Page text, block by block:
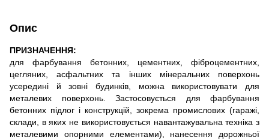
Опис
ПРИЗНАЧЕННЯ:
для фарбування бетонних, цементних, фіброцементних,
цегляних, асфальтних та інших мінеральних поверхонь
усередині й зовні будинків, можна використовувати для
металевих поверхонь. Застосовується для фарбування
бетонних підлог і конструкцій, зокрема промислових (гаражі,
склади, в яких не використовується навантажувальна техніка з
металевими опорними елементами), нанесення дорожньої